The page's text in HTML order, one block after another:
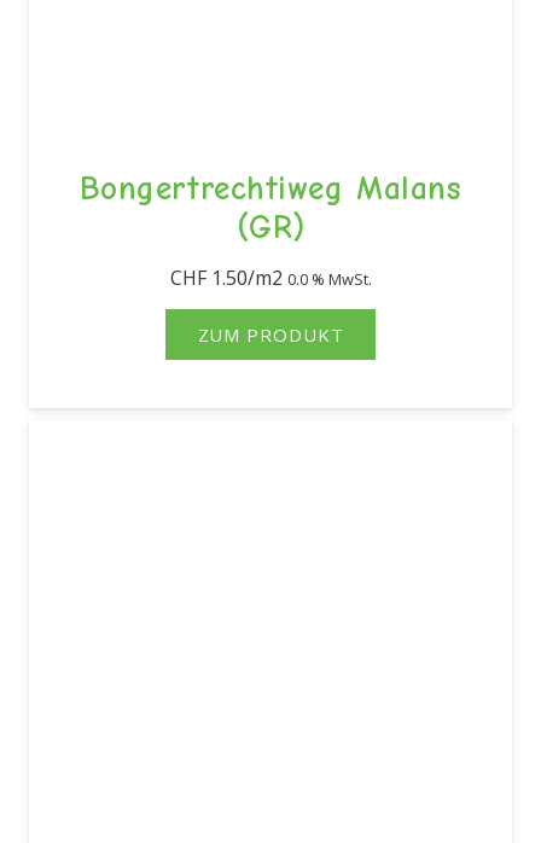
Bongertrechtiweg Malans
(GR)
CHF1.50 0.0 % MwSt.
ZUM PRODUKT